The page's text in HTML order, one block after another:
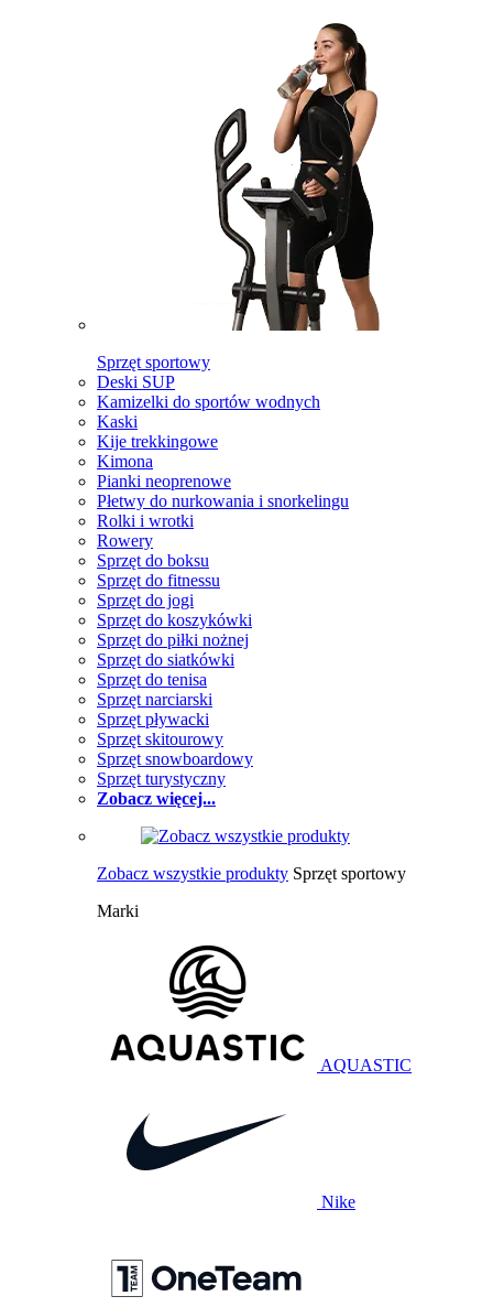
Sprzęt sportowy
Deski SUP
Kamizelki do sportów wodnych
Kaski
Kije trekkingowe
Kimona
Pianki neoprenowe
Płetwy do nurkowania i snorkelingu
Rolki i wrotki
Rowery
Sprzęt do boksu
Sprzęt do fitnessu
Sprzęt do jogi
Sprzęt do koszykówki
Sprzęt do piłki nożnej
Sprzęt do siatkówki
Sprzęt do tenisa
Sprzęt narciarski
Sprzęt pływacki
Sprzęt skitourowy
Sprzęt snowboardowy
Sprzęt turystyczny
Zobacz więcej...
Zobacz wszystkie produkty Sprzęt sportowy
Marki
AQUASTIC
Nike